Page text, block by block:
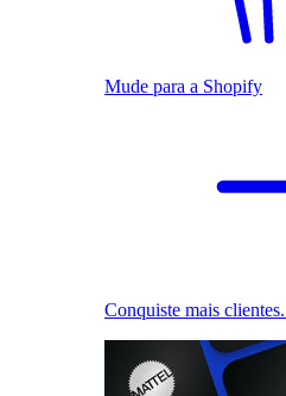
Mude para a Shopify
Conquiste mais